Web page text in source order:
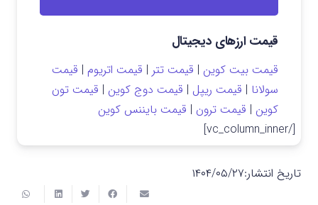
قیمت ارزهای دیجیتال
قیمت بیت کوین | قیمت تتر | قیمت اتریوم | قیمت
سولانا | قیمت ریپل | قیمت دوج کوین | قیمت تون
کوین | قیمت ترون | قیمت بایننس کوین
[/vc_column_inner]
تاریخ انتشار:۱۴۰۴/۰۵/۲۷